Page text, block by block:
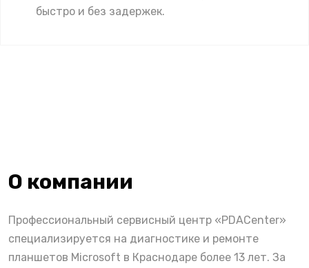
быстро и без задержек.
О компании
Профессиональный сервисный центр «PDACenter»
специализируется на диагностике и ремонте
планшетов Microsoft в Краснодаре более 13 лет. За